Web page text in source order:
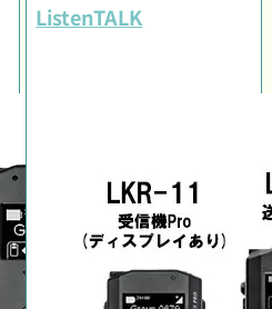
ListenTALK